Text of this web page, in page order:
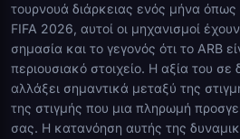
τουρνουά διάρκειας ενός μήνα
FIFA 2026, αυτοί οι μηχανισμοί
σημασία και το γεγονός ότι το ARB
περιουσιακό στοιχείο. Η αξία του σε
αλλάξει σημαντικά μεταξύ της
της στιγμής που μια πληρωμή
σας. Η κατανόηση αυτής της